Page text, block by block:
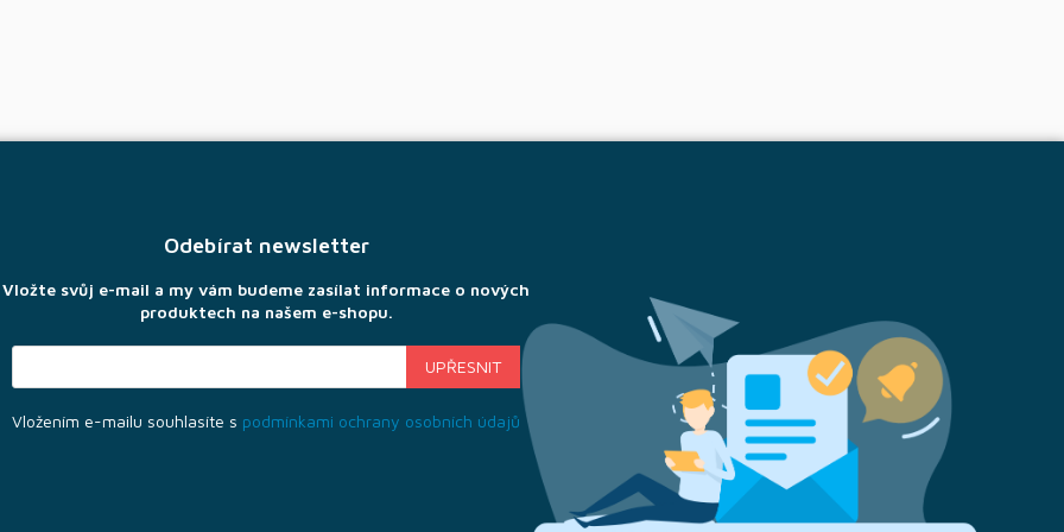
Odebírat newsletter
Vložte svůj e-mail a my vám budeme zasílat informace o nových
produktech na našem e-shopu.
Vložením e-mailu souhlasíte s podmínkami ochrany osobních údajů